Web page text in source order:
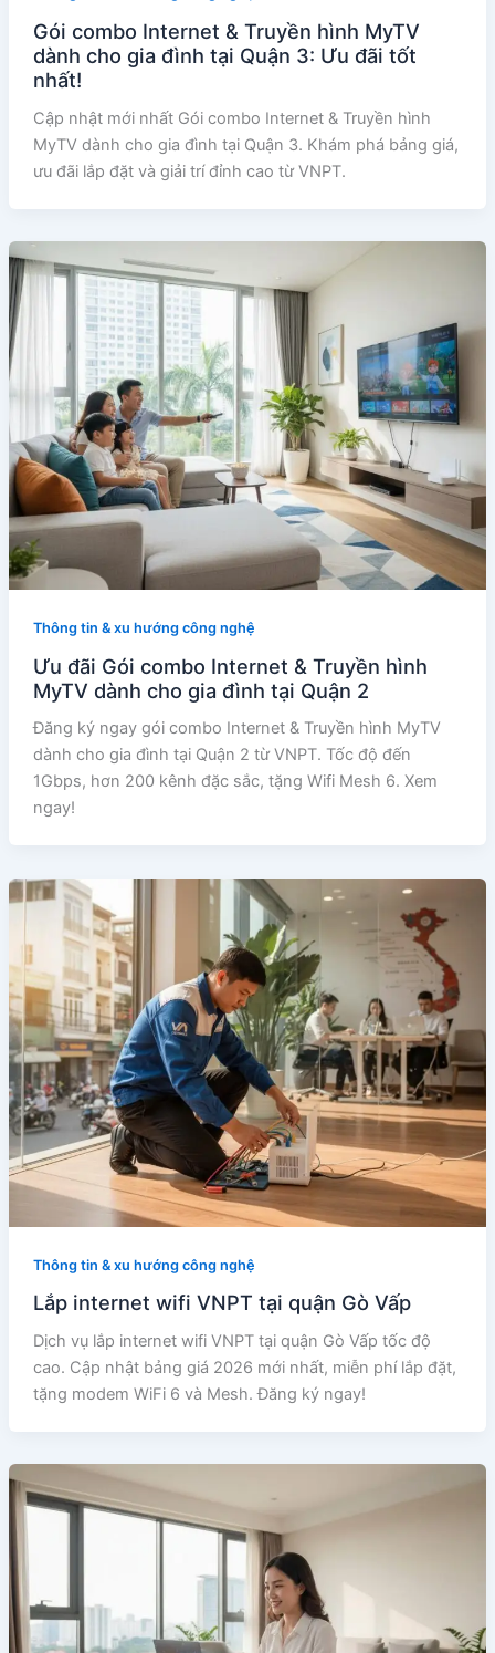
Gói combo Internet & Truyền hình MyTV
dành cho gia đình tại Quận 3: Ưu đãi tốt
nhất!
Cập nhật mới nhất Gói combo Internet & Truyền hình
MyTV dành cho gia đình tại Quận 3. Khám phá bảng giá,
ưu đãi lắp đặt và giải trí đỉnh cao từ VNPT.
Thông tin & xu hướng công nghệ
Ưu đãi Gói combo Internet & Truyền hình
MyTV dành cho gia đình tại Quận 2
Đăng ký ngay gói combo Internet & Truyền hình MyTV
dành cho gia đình tại Quận 2 từ VNPT. Tốc độ đến
1Gbps, hơn 200 kênh đặc sắc, tặng Wifi Mesh 6. Xem
ngay!
Thông tin & xu hướng công nghệ
Lắp internet wifi VNPT tại quận Gò Vấp
Dịch vụ lắp internet wifi VNPT tại quận Gò Vấp tốc độ
cao. Cập nhật bảng giá 2026 mới nhất, miễn phí lắp đặt,
tặng modem WiFi 6 và Mesh. Đăng ký ngay!